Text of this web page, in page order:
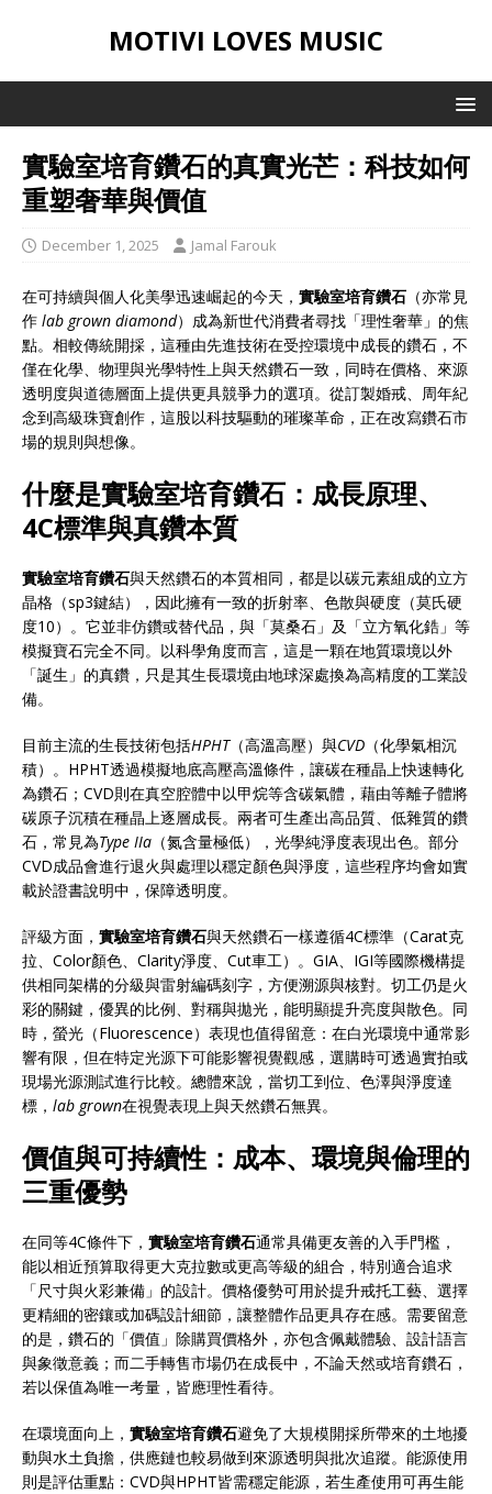
MOTIVI LOVES MUSIC
實驗室培育鑽石的真實光芒：科技如何
重塑奢華與價值
December 1, 2025 Jamal Farouk
在可持續與個人化美學迅速崛起的今天， 實驗室培育鑽石 （亦常見
作 lab grown diamond）成為新世代消費者尋找「理性奢華」的焦
點。相較傳統開採，這種由先進技術在受控環境中成長的鑽石，不
僅在化學、物理與光學特性上與天然鑽石一致，同時在價格、來源
透明度與道德層面上提供更具競爭力的選項。從訂製婚戒、周年紀
念到高級珠寶創作，這股以科技驅動的璀璨革命，正在改寫鑽石市
場的規則與想像。
什麼是實驗室培育鑽石：成長原理、
4C標準與真鑽本質
實驗室培育鑽石與天然鑽石的本質相同，都是以碳元素組成的立方
晶格（sp3鍵結），因此擁有一致的折射率、色散與硬度（莫氏硬
度10）。它並非仿鑽或替代品，與「莫桑石」及「立方氧化鋯」等
模擬寶石完全不同。以科學角度而言，這是一顆在地質環境以外
「誕生」的真鑽，只是其生長環境由地球深處換為高精度的工業設
備。
目前主流的生長技術包括HPHT（高溫高壓）與CVD （化學氣相沉
積）。HPHT透過模擬地底高壓高溫條件，讓碳在種晶上快速轉化
為鑽石；CVD則在真空腔體中以甲烷等含碳氣體，藉由等離子體將
碳原子沉積在種晶上逐層成長。兩者可生產出高品質、低雜質的鑽
石，常見為Type IIa （氮含量極低），光學純淨度表現出色。部分
CVD成品會進行退火與處理以穩定顏色與淨度，這些程序均會如實
載於證書說明中，保障透明度。
評級方面， 實驗室培育鑽石與天然鑽石一樣遵循4C標準（Carat克
拉、Color顏色、Clarity淨度、Cut車工）。GIA、IGI等國際機構提
供相同架構的分級與雷射編碼刻字，方便溯源與核對。切工仍是火
彩的關鍵，優異的比例、對稱與拋光，能明顯提升亮度與散色。同
時，螢光（Fluorescence）表現也值得留意：在白光環境中通常影
響有限，但在特定光源下可能影響視覺觀感，選購時可透過實拍或
現場光源測試進行比較。總體來說，當切工到位、色澤與淨度達
標， lab grown在視覺表現上與天然鑽石無異。
價值與可持續性：成本、環境與倫理的
三重優勢
在同等4C條件下， 實驗室培育鑽石通常具備更友善的入手門檻，
能以相近預算取得更大克拉數或更高等級的組合，特別適合追求
「尺寸與火彩兼備」的設計。價格優勢可用於提升戒托工藝、選擇
更精細的密鑲或加碼設計細節，讓整體作品更具存在感。需要留意
的是，鑽石的「價值」除購買價格外，亦包含佩戴體驗、設計語言
與象徵意義；而二手轉售市場仍在成長中，不論天然或培育鑽石，
若以保值為唯一考量，皆應理性看待。
在環境面向上， 實驗室培育鑽石避免了大規模開採所帶來的土地擾
動與水土負擔，供應鏈也較易做到來源透明與批次追蹤。能源使用
則是評估重點：CVD與HPHT皆需穩定能源，若生產使用可再生能